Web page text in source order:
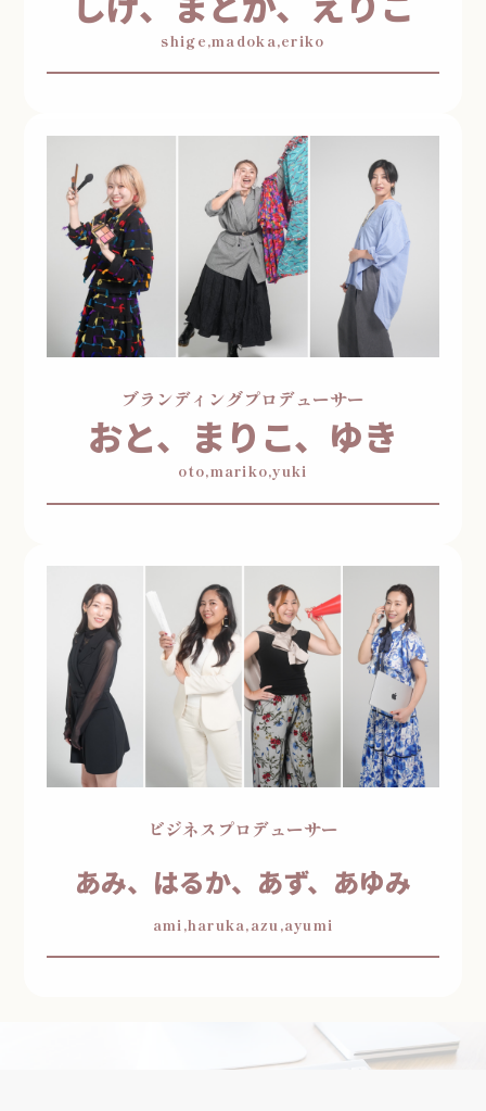
shige,madoka,eriko
ブランディングプロデューサー
おと、まりこ、ゆき
oto,mariko,yuki
ビジネスプロデューサー
あみ、はるか、あず、あゆみ
ami,haruka,azu,ayumi